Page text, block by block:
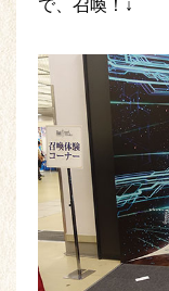
で、召喚！↓